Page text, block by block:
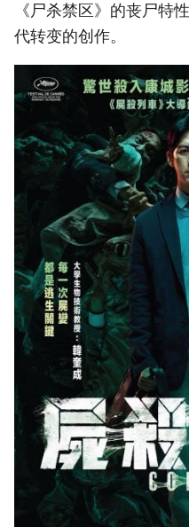
《尸杀禁区》的丧尸特
代转变的创作。